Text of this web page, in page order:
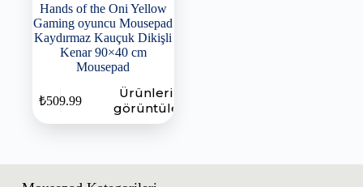
Hands of the Oni Yellow
Gaming oyuncu Mousepad
Kaydırmaz Kauçuk Dikişli
Kenar 90×40 cm
Mousepad
₺509.99
Ürünleri
görüntüle